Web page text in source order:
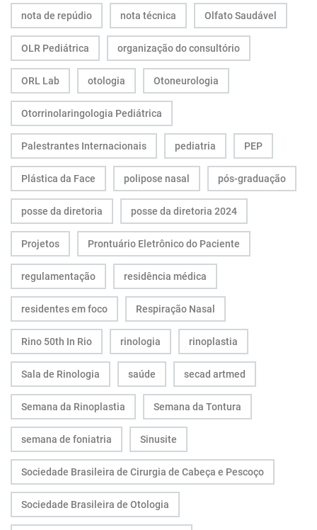
nota de repúdio nota técnica Olfato Saudável
OLR Pediátrica organização do consultório
ORL Lab otologia Otoneurologia
Otorrinolaringologia Pediátrica
Palestrantes Internacionais pediatria PEP
Plástica da Face polipose nasal pós-graduação
posse da diretoria posse da diretoria 2024
Projetos Prontuário Eletrônico do Paciente
regulamentação residência médica
residentes em foco Respiração Nasal
Rino 50th In Rio rinologia rinoplastia
Sala de Rinologia saúde secad artmed
Semana da Rinoplastia Semana da Tontura
semana de foniatria Sinusite
Sociedade Brasileira de Cirurgia de Cabeça e Pescoço
Sociedade Brasileira de Otologia